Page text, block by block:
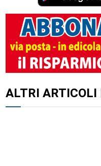
ALTRI ARTICOLI